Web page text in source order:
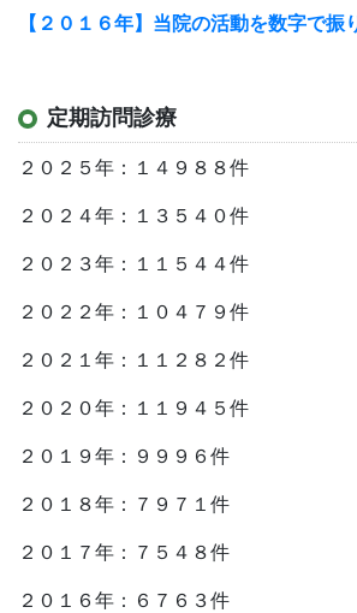
【２０１６年】当院の活動を数字で振
定期訪問診療
２０２５年：１４９８８件
２０２４年：１３５４０件
２０２３年：１１５４４件
２０２２年：１０４７９件
２０２１年：１１２８２件
２０２０年：１１９４５件
２０１９年：９９９６件
２０１８年：７９７１件
２０１７年：７５４８件
２０１６年：６７６３件